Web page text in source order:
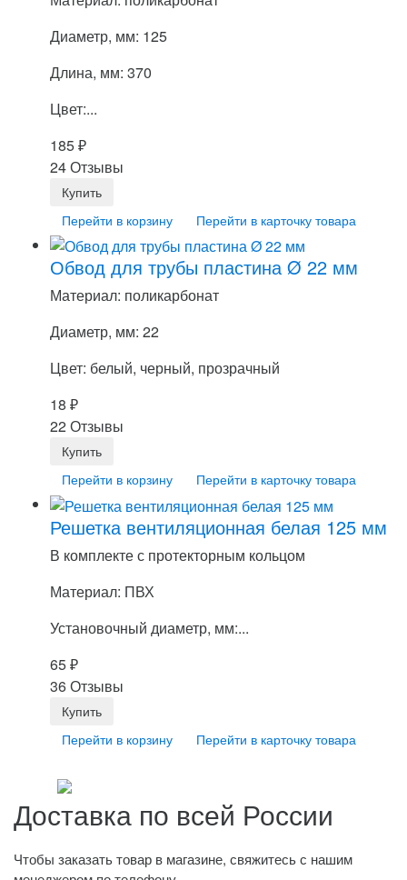
Диаметр, мм: 125
Длина, мм: 370
Цвет:...
185₽
24 Отзывы
Перейти в корзину Перейти в карточку товара
Обвод для трубы пластина Ø 22 мм
Материал: поликарбонат
Диаметр, мм: 22
Цвет: белый, черный, прозрачный
18 ₽
22 Отзывы
Перейти в корзину Перейти в карточку товара
Решетка вентиляционная белая 125 мм
В комплекте с протекторным кольцом
Материал: ПВХ
Установочный диаметр, мм:...
65₽
36 Отзывы
Перейти в корзину Перейти в карточку товара
Доставка по всей России
Чтобы заказать товар в магазине, свяжитесь с нашим